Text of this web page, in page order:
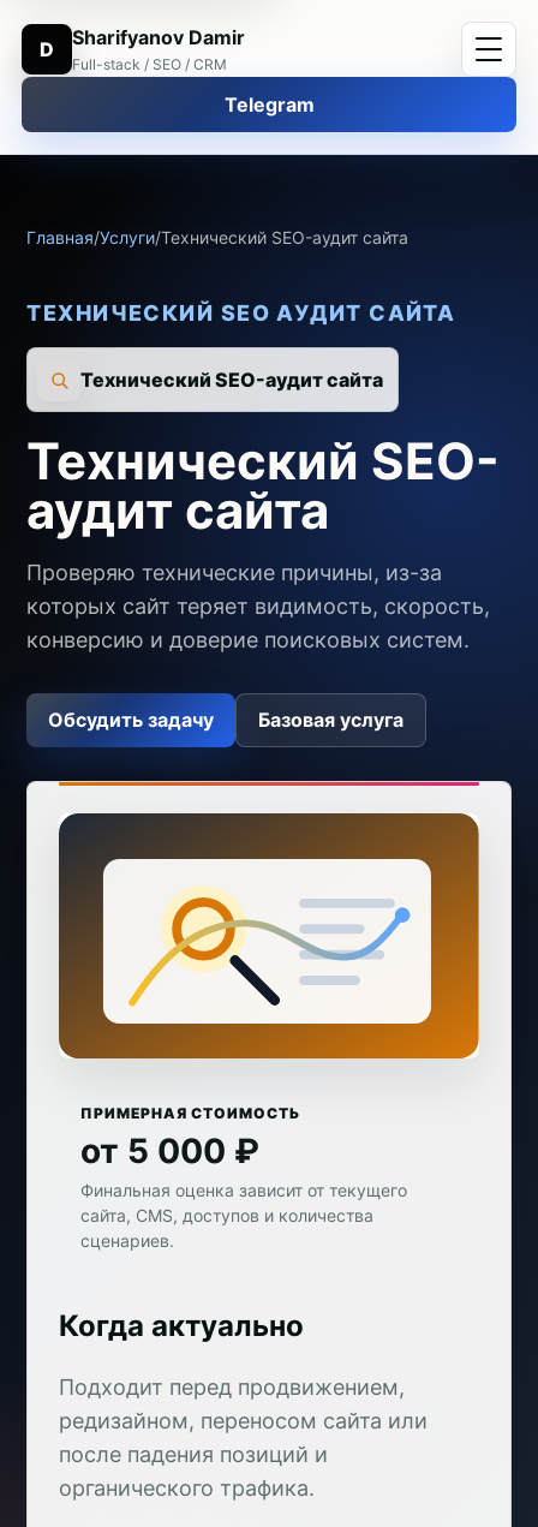
D Sharifyanov Damir
Full-stack / SEO / CRM
Telegram
Главная/Услуги/Технический SEO-аудит сайта
ТЕХНИЧЕСКИЙ SEO АУДИТ САЙТА
Технический SEO-аудит сайта
Технический SEO-
аудит сайта
Проверяю технические причины, из-за
которых сайт теряет видимость, скорость,
конверсию и доверие поисковых систем.
Обсудить задачу Базовая услуга
ПРИМЕРНАЯ СТОИМОСТЬ
от 5 000 ₽
Финальная оценка зависит от текущего
сайта, CMS, доступов и количества
сценариев.
Когда актуально
Подходит перед продвижением,
редизайном, переносом сайта или
после падения позиций и
органического трафика.